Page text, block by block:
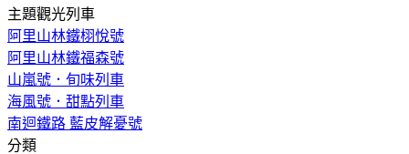
主題觀光列車
阿里山林鐵栩悅號
阿里山林鐵福森號
山嵐號．旬味列車
海風號．甜點列車
南迴鐵路 藍皮解憂號
分類